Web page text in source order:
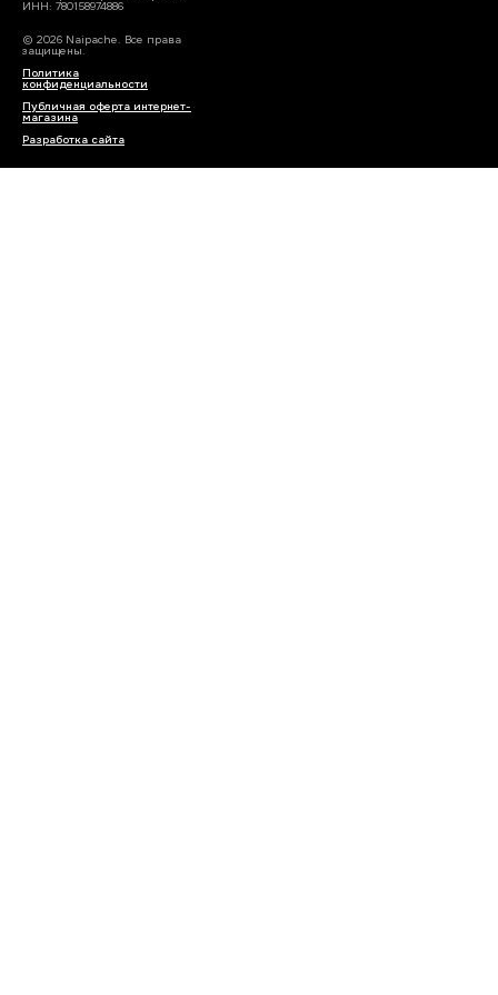
ИНН: 780158974886
© 2026 Naipache. Все права
защищены.
Политика
конфиденциальности
Публичная оферта интернет-
магазина
Разработка сайта